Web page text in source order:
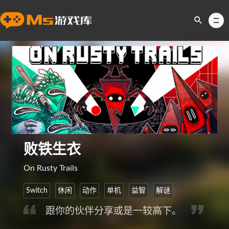
败铁生衣
On Rusty Trails
Switch 休闲 动作 单机 益智 解谜
跟你的伙伴分享或是一较高下。